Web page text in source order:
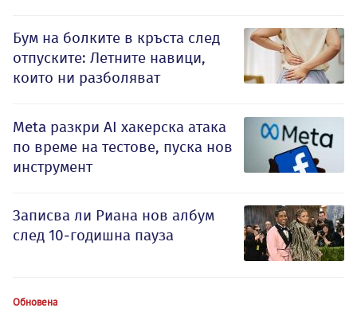
Бум на болките в кръста след
отпуските: Летните навици,
които ни разболяват
Meta разкри AI хакерска атака
по време на тестове, пуска нов
инструмент
Записва ли Риана нов албум
след 10-годишна пауза
Обновена